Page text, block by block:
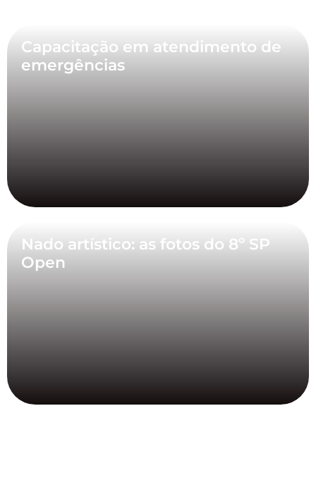
Capacitação em atendimento de
emergências
Nado artístico: as fotos do 8º SP
Open